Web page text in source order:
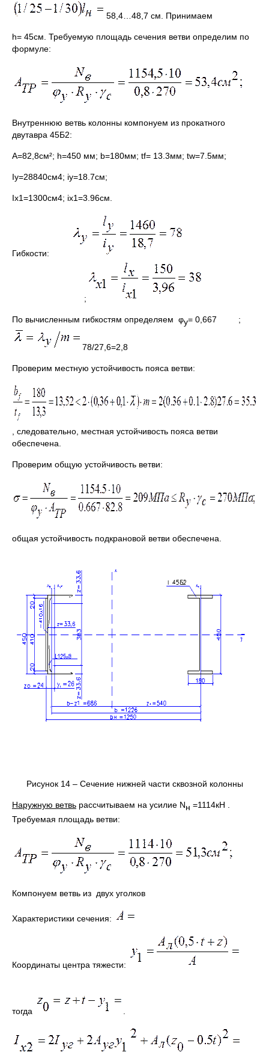
58,4…48,7 см. Принимаем
h= 45см. Требуемую площадь сечения ветви определим по
формуле:
Внутреннюю ветвь колонны компонуем из прокатного
двутавра 45Б2:
А=82,8см²; h=450 мм; b=180мм; tf= 13.3мм; tw=7.5мм;
Iy=28840см4; iy=18.7см;
Ix1=1300см4; ix1=3.96см.
Гибкости:
;
По вычисленным гибкостям определяем φy= 0,667 ;
78/27,6=2,8
Проверим местную устойчивость пояса ветви:
, следовательно, местная устойчивость пояса ветви
обеспечена.
Проверим общую устойчивость ветви:
общая устойчивость подкрановой ветви обеспечена.
Рисунок 14 – Сечение нижней части сквозной колонны
Наружную ветвь рассчитываем на усилие Nн =1114кН .
Требуемая площадь ветви:
Компонуем ветвь из двух уголков
Характеристики сечения:
Координаты центра тяжести:
тогда